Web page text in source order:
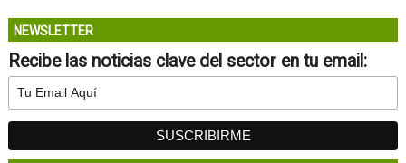
NEWSLETTER
Recibe las noticias clave del sector en tu email: